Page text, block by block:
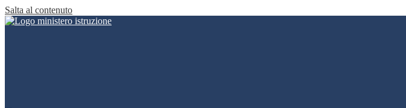
Salta al contenuto